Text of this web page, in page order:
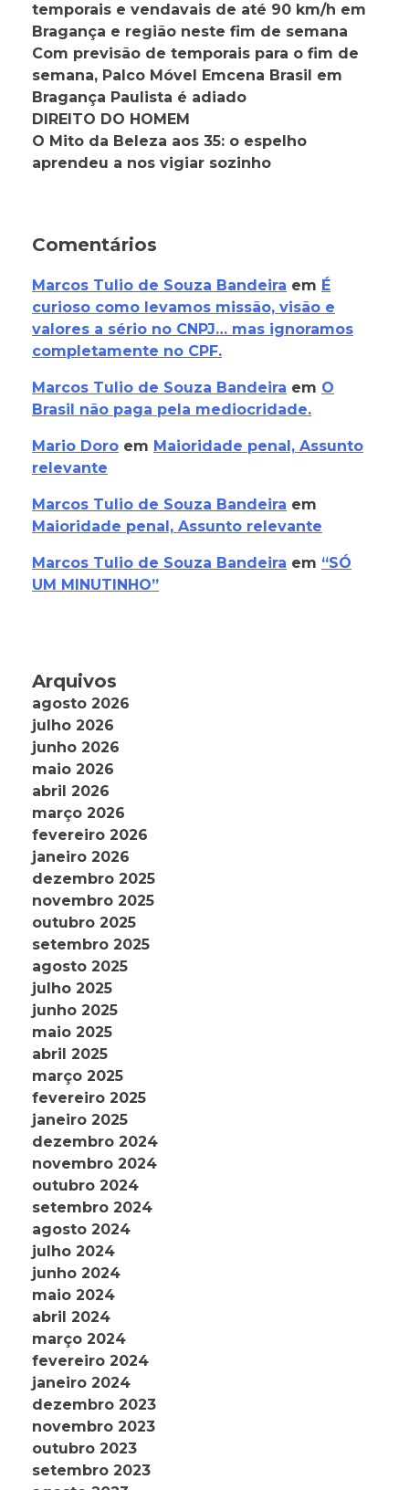
temporais e vendavais de até 90 km/h em
Bragança e região neste fim de semana
Com previsão de temporais para o fim de
semana, Palco Móvel Emcena Brasil em
Bragança Paulista é adiado
DIREITO DO HOMEM
O Mito da Beleza aos 35: o espelho
aprendeu a nos vigiar sozinho
Comentários
Marcos Tulio de Souza Bandeira em É
curioso como levamos missão, visão e
valores a sério no CNPJ… mas ignoramos
completamente no CPF.
Marcos Tulio de Souza Bandeira em O
Brasil não paga pela mediocridade.
Mario Doro em Maioridade penal, Assunto
relevante
Marcos Tulio de Souza Bandeira em
Maioridade penal, Assunto relevante
Marcos Tulio de Souza Bandeira em “SÓ
UM MINUTINHO”
Arquivos
agosto 2026
julho 2026
junho 2026
maio 2026
abril 2026
março 2026
fevereiro 2026
janeiro 2026
dezembro 2025
novembro 2025
outubro 2025
setembro 2025
agosto 2025
julho 2025
junho 2025
maio 2025
abril 2025
março 2025
fevereiro 2025
janeiro 2025
dezembro 2024
novembro 2024
outubro 2024
setembro 2024
agosto 2024
julho 2024
junho 2024
maio 2024
abril 2024
março 2024
fevereiro 2024
janeiro 2024
dezembro 2023
novembro 2023
outubro 2023
setembro 2023